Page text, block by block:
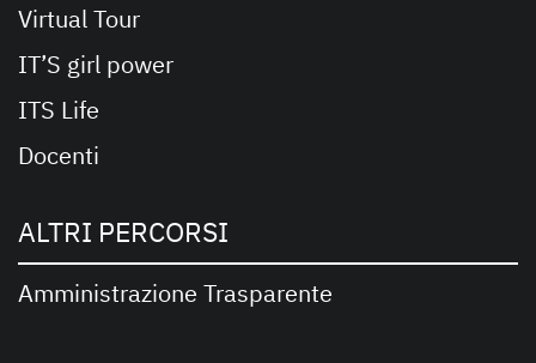
Virtual Tour
IT’S girl power
ITS Life
Docenti
ALTRI PERCORSI
Amministrazione Trasparente